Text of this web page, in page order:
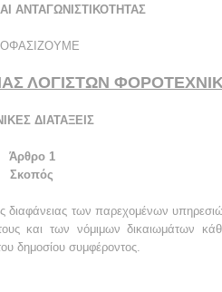
ΑΝΤΑΓΩΝΙΣΤΙΚΟΤΗΤΑΣ
ΛΟΓΙΣΤΩΝ
ΔΙΑΤΑΞΕΙΣ
Άρθρο 1
Σκοπός
των παρεχομένων
και των νόμιμων δικαιωμάτων
δημοσίου συμφέροντος.